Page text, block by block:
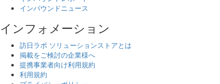
インバウンドニュース
インフォメーション
訪日ラボ ソリューションストアとは
掲載をご検討の企業様へ
提携事業者向け利用規約
利用規約